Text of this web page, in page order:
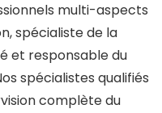
multi-aspects
spécialiste de la
et responsable du
spécialistes qualifiés
complète du